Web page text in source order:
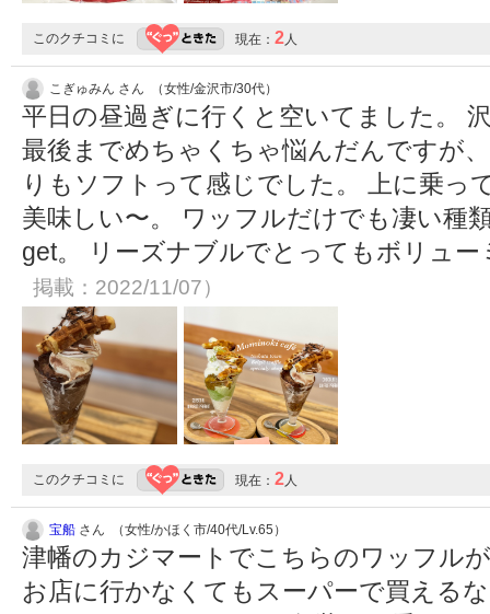
このクチコミに 現在： 2人
こぎゅみん さん （女性/金沢市/30代）
平日の昼過ぎに行くと空いてました。
最後までめちゃくちゃ悩んだんですが
りもソフトって感じでした。 上に乗っ
美味しい〜。 ワッフルだけでも凄い種
get。 リーズナブルでとってもボリュ
掲載：2022/11/07）
このクチコミに 現在： 2人
宝船 さん （女性/かほく市/40代/Lv.65）
津幡のカジマートでこちらのワッフル
お店に行かなくてもスーパーで買える